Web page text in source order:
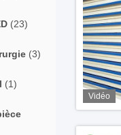
(23)
(3)
(1)
Vidéo